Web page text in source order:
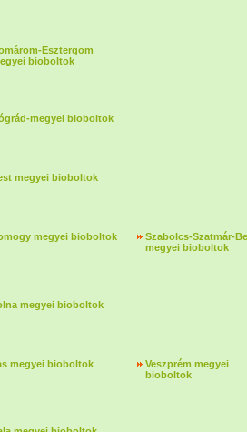
Esztergom
bioboltok
megyei bioboltok
megyei bioboltok
megyei bioboltok
Szabolcs-Szatmár-
megyei bioboltok
megyei bioboltok
megyei bioboltok
Veszprém megyei
bioboltok